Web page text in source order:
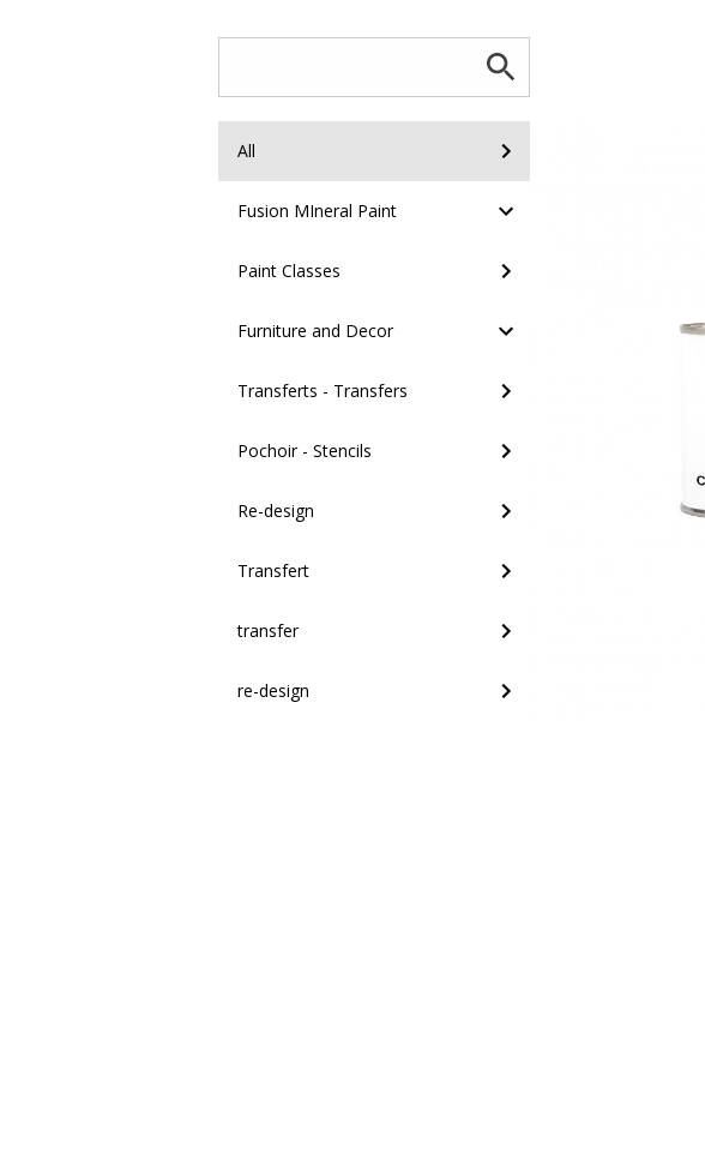
All
Fusion MIneral Paint
Paint Classes
Furniture and Decor
Transferts - Transfers
Pochoir - Stencils
Re-design
Transfert
transfer
re-design